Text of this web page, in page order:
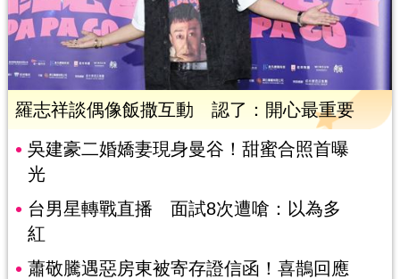
羅志祥談偶像飯撒互動 認了：開心最重要
吳建豪二婚嬌妻現身曼谷！甜蜜合照首曝
光
台男星轉戰直播 面試8次遭嗆：以為多
紅
蕭敬騰遇惡房東被寄存證信函！喜鵲回應